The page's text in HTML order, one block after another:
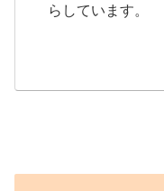
らしています。